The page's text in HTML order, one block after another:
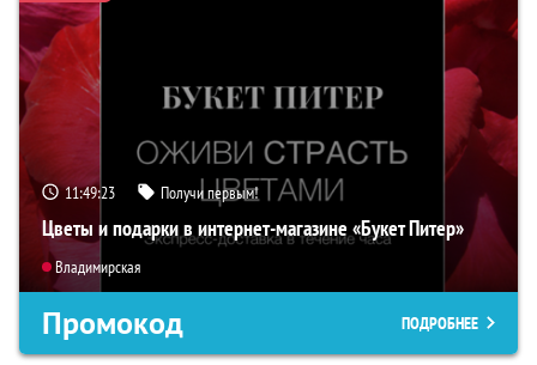
11:49:22 Получи первым!
Цветы и подарки в интернет-магазине «Букет Питер»
Владимирская
Промокод ПОДРОБНЕЕ